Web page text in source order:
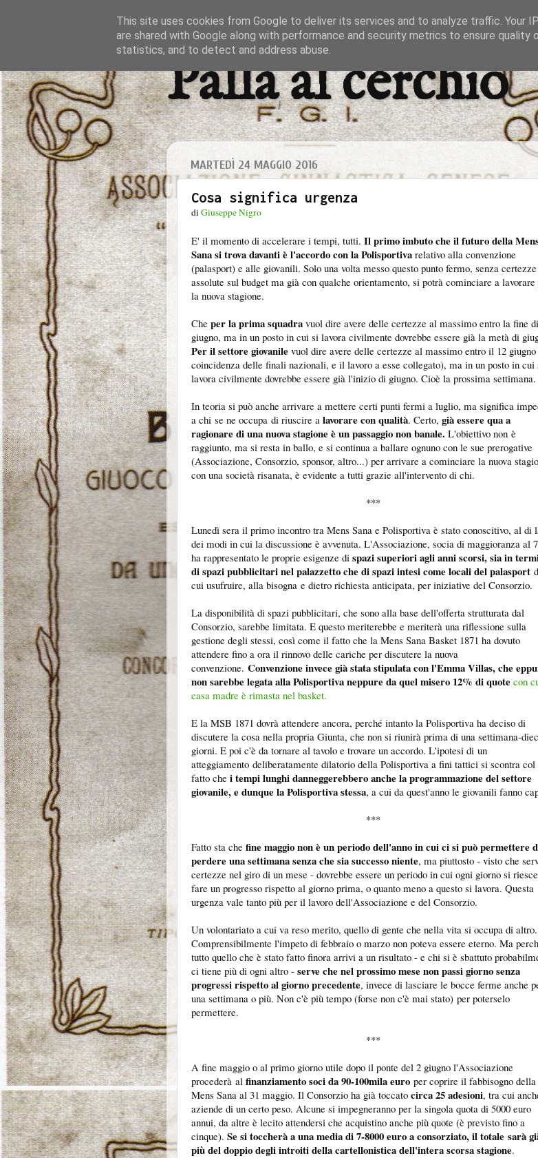
Palla al cerchio
MARTEDÌ 24 MAGGIO 2016
Cosa significa urgenza
diGiuseppe Nigro
E' il momento di accelerare i tempi, tutti. Il primo imbuto che il futuro della
Sana si trova davanti è l'accordo con la Polisportiva relativo alla convenzione
(palasport) e alle giovanili. Solo una volta messo questo punto fermo, senza certezze
assolute sul budget ma già con qualche orientamento, si potrà cominciare a lavorare
la nuova stagione.
Che per la prima squadra vuol dire avere delle certezze al massimo entro la fine di
giugno, ma in un posto in cui si lavora civilmente dovrebbe essere già la metà di
Per il settore giovanile vuol dire avere delle certezze al massimo entro il 12
coincidenza delle finali nazionali, e il lavoro a esse collegato), ma in un posto in cui
lavora civilmente dovrebbe essere già l'inizio di giugno. Cioè la prossima settimana.
In teoria si può anche arrivare a mettere certi punti fermi a luglio, ma significa
a chi se ne occupa di riuscire a lavorare con qualità. Certo, già essere qua a
ragionare di una nuova stagione è un passaggio non banale. L'obiettivo non è
raggiunto, ma si resta in ballo, e si continua a ballare ognuno con le sue prerogative
(Associazione, Consorzio, sponsor, altro...) per arrivare a cominciare la nuova
con una società risanata, è evidente a tutti grazie all'intervento di chi.
***
Lunedì sera il primo incontro tra Mens Sana e Polisportiva è stato conoscitivo, al di
dei modi in cui la discussione è avvenuta. L'Associazione, socia di maggioranza al
ha rappresentato le proprie esigenze di spazi superiori agli anni scorsi, sia in
di spazi pubblicitari nel palazzetto che di spazi intesi come locali del palasport
cui usufruire, alla bisogna e dietro richiesta anticipata, per iniziative del Consorzio.
La disponibilità di spazi pubblicitari, che sono alla base dell'offerta strutturata dal
Consorzio, sarebbe limitata. E questo meriterebbe e meriterà una riflessione sulla
gestione degli stessi, così come il fatto che la Mens Sana Basket 1871 ha dovuto
attendere fino a ora il rinnovo delle cariche per discutere la nuova
convenzione. Convenzione invece già stata stipulata con l'Emma Villas, che
non sarebbe legata alla Polisportiva neppure da quel misero 12% di quote con
casa madre è rimasta nel basket.
E la MSB 1871 dovrà attendere ancora, perché intanto la Polisportiva ha deciso di
discutere la cosa nella propria Giunta, che non si riunirà prima di una settimana-
giorni. E poi c'è da tornare al tavolo e trovare un accordo. L'ipotesi di un
atteggiamento deliberatamente dilatorio della Polisportiva a fini tattici si scontra col
fatto che i tempi lunghi danneggerebbero anche la programmazione del settore
giovanile, e dunque la Polisportiva stessa, a cui da quest'anno le giovanili fanno
***
Fatto sta che fine maggio non è un periodo dell'anno in cui ci si può permettere
perdere una settimana senza che sia successo niente, ma piuttosto - visto che
certezze nel giro di un mese - dovrebbe essere un periodo in cui ogni giorno si
fare un progresso rispetto al giorno prima, o quanto meno a questo si lavora. Questa
urgenza vale tanto più per il lavoro dell'Associazione e del Consorzio.
Un volontariato a cui va reso merito, quello di gente che nella vita si occupa di altro.
Comprensibilmente l'impeto di febbraio o marzo non poteva essere eterno. Ma
tutto quello che è stato fatto finora arrivi a un risultato - e chi si è sbattuto
ci tiene più di ogni altro - serve che nel prossimo mese non passi giorno senza
progressi rispetto al giorno precedente, invece di lasciare le bocce ferme anche
una settimana o più. Non c'è più tempo (forse non c'è mai stato) per poterselo
permettere.
***
A fine maggio o al primo giorno utile dopo il ponte del 2 giugno l'Associazione
procederà al finanziamento soci da 90-100mila euro per coprire il fabbisogno della
Mens Sana al 31 maggio. Il Consorzio ha già toccato circa 25 adesioni, tra cui
aziende di un certo peso. Alcune si impegneranno per la singola quota di 5000 euro
annui, da altre è lecito attendersi che acquistino anche più quote (è previsto fino a
cinque). Se si toccherà a una media di 7-8000 euro a consorziato, il totale sarà
più del doppio degli introiti della cartellonistica dell'intera scorsa stagione.
This site uses cookies from Google to deliver its services and to analyze traffic. Your
are shared with Google along with performance and security metrics to ensure quality
statistics, and to detect and address abuse.